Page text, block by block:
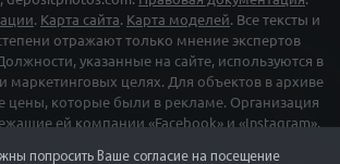
. Карта сайта. Карта моделей. Все тексты и
отражают только мнение экспертов
указанные на сайте, используются в
целях. Для объектов в архиве
цены, которые были в рекламе. Организация
ей компании «Facebook» и «Instagram»,
попросить Ваше согласие на посещение